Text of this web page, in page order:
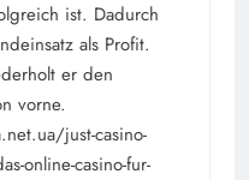
ist. Dadurch
als Profit.
er den
vorne.
just-casino-
online-casino-fur-